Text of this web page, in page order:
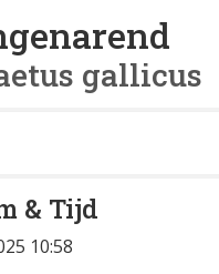
gallicus
& Tijd
10:58